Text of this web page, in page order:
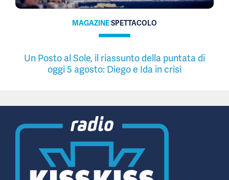
MAGAZINESPETTACOLO
Un Posto al Sole, il riassunto della puntata di
oggi 5 agosto: Diego e Ida in crisi